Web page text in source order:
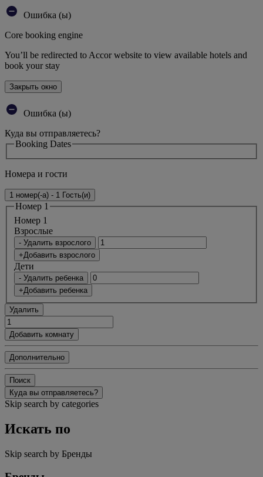
Ошибка (ы)
Core booking engine
You’ll be redirected to Accor website to view available hotels and
book your stay
Закрыть окно
Ошибка (ы)
Куда вы отправляетесь?
Booking Dates
Номера и гости
1 номер(-а) - 1 Гость(и)
Номер 1
Номер 1
Bзрослые
- Удалить взрослого
+Добавить взрослого
Дети
- Удалить ребенка
+Добавить ребенка
Удалить
Добавить комнату
Дополнительно
Поиск
Куда вы отправляетесь?
Skip search by categories
Искать по
Skip search by Бренды